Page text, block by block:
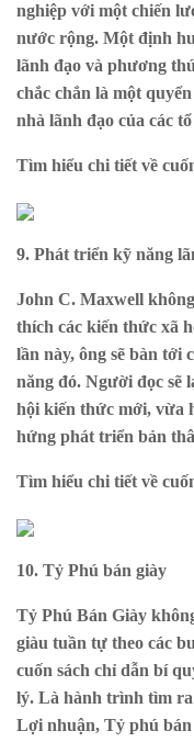
nghiệp với một chiến
nước rộng. Một định
lãnh đạo và phương
chắc chắn là một
nhà lãnh đạo của các
Tìm hiểu chi tiết về
9. Phát triển kỹ năng
John C. Maxwell
thích các kiến thức xã
lần này, ông sẽ bàn tới
năng đó. Người đọc sẽ
hội kiến thức mới, vừa
hứng phát triển bản
Tìm hiểu chi tiết về
10. Tỷ Phú bán giày
Tỷ Phú Bán Giày
giàu tuần tự theo các
cuốn sách chỉ dẫn bí
lý. Là hành trình tìm ra
Lợi nhuận, Tỷ phú bán